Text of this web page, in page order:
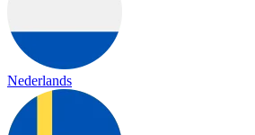
Nederlands